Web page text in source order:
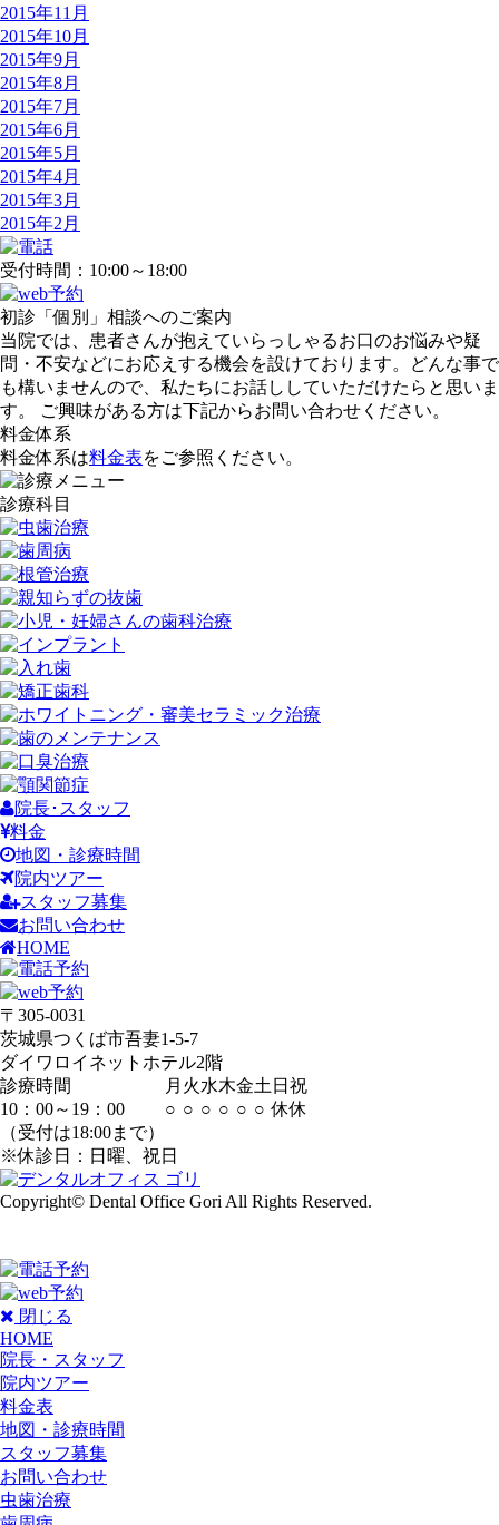
2015年11月
2015年10月
2015年9月
2015年8月
2015年7月
2015年6月
2015年5月
2015年4月
2015年3月
2015年2月
受付時間：10:00～18:00
初診「個別」相談へのご案内
当院では、患者さんが抱えていらっしゃるお口のお悩みや疑
問・不安などにお応えする機会を設けております。どんな事で
も構いませんので、私たちにお話ししていただけたらと思いま
す。 ご興味がある方は下記からお問い合わせください。
料金体系
料金体系は料金表をご参照ください。
診療科目
院長･スタッフ
料金
地図・診療時間
院内ツアー
スタッフ募集
お問い合わせ
HOME
〒305-0031
茨城県つくば市吾妻1-5-7
ダイワロイネットホテル2階
診療時間
月 火水木金土 日 祝
10：00～19：00
（受付は18:00まで）
○ ○ ○ ○ ○ ○ 休休
※休診日：日曜、祝日
Copyright© Dental Office Gori All Rights Reserved.
閉じる
HOME
院長・スタッフ
院内ツアー
料金表
地図・診療時間
スタッフ募集
お問い合わせ
虫歯治療